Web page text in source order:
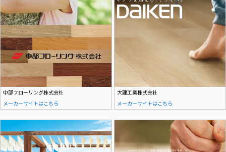
中部フローリング株式会社
メーカーサイトはこちら
大建工業株式会社
メーカーサイトはこちら